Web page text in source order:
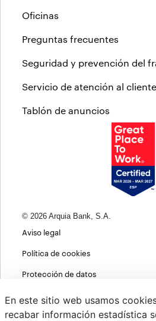
Oficinas
Preguntas frecuentes
Seguridad y prevención del
Servicio de atención al cliente
Tablón de anuncios
© 2026 Arquia Bank, S.A.
Aviso legal
Política de cookies
Protección de datos
Política de privacidad web
MIFID
En este sitio web usamos
recabar información estadística